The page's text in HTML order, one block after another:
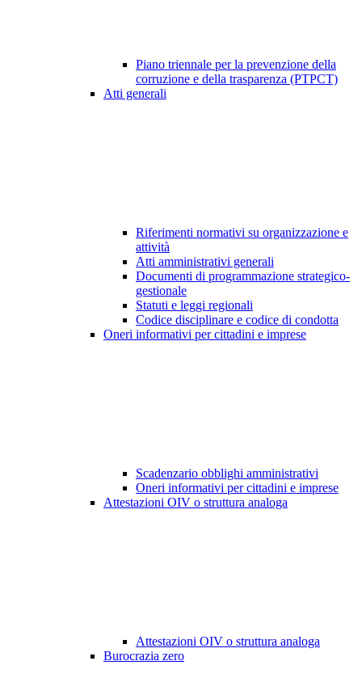
Piano triennale per la prevenzione della
corruzione e della trasparenza (PTPCT)
Atti generali
Riferimenti normativi su organizzazione e
attività
Atti amministrativi generali
Documenti di programmazione strategico-
gestionale
Statuti e leggi regionali
Codice disciplinare e codice di condotta
Oneri informativi per cittadini e imprese
Scadenzario obblighi amministrativi
Oneri informativi per cittadini e imprese
Attestazioni OIV o struttura analoga
Attestazioni OIV o struttura analoga
Burocrazia zero